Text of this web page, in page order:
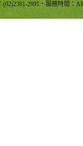
2991‧服務時間：